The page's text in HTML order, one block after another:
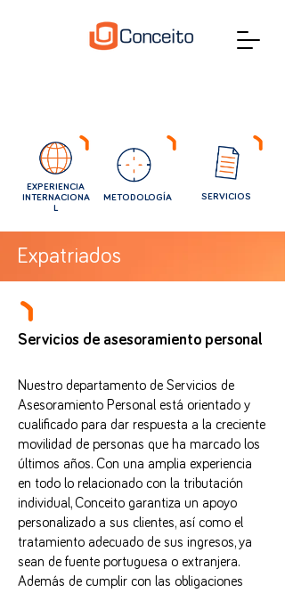
EXPERIENCIA
INTERNACIONA
L
METODOLOGÍA SERVICIOS
Expatriados
Servicios de asesoramiento personal
Nuestro departamento de Servicios de
Asesoramiento Personal está orientado y
cualificado para dar respuesta a la creciente
movilidad de personas que ha marcado los
últimos años. Con una amplia experiencia
en todo lo relacionado con la tributación
individual, Conceito garantiza un apoyo
personalizado a sus clientes, así como el
tratamiento adecuado de sus ingresos, ya
sean de fuente portuguesa o extranjera.
Además de cumplir con las obligaciones